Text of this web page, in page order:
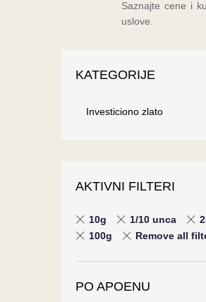
Saznajte cene i
uslove.
KATEGORIJE
Investiciono zlato
AKTIVNI FILTERI
10g 1/10 unca
100g
Remove all
PO APOENU